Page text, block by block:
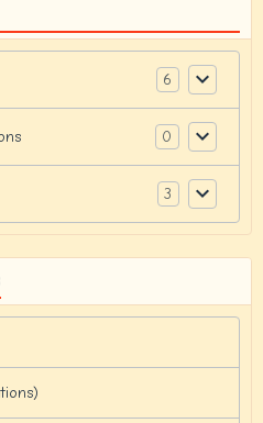
6
0
3